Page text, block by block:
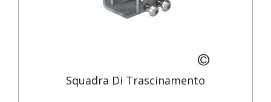
Squadra Di Trascinamento